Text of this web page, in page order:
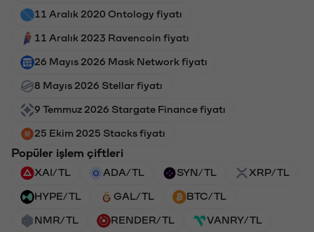
11 Aralık 2020 Ontology fiyatı
11 Aralık 2023 Ravencoin fiyatı
26 Mayıs 2026 Mask Network fiyatı
8 Mayıs 2026 Stellar fiyatı
9 Temmuz 2026 Stargate Finance fiyatı
25 Ekim 2025 Stacks fiyatı
Popüler işlem çiftleri
XAI/TL ADA/TL SYN/TL XRP/TL
HYPE/TL GAL/TL BTC/TL
NMR/TL RENDER/TL VANRY/TL